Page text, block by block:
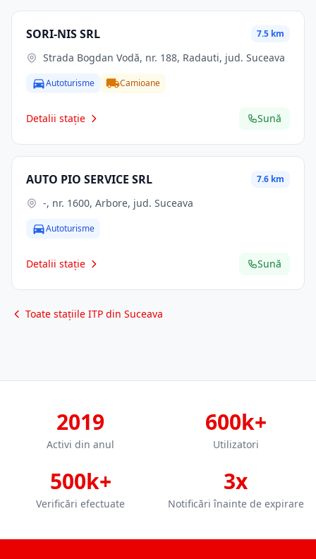
SORI-NIS SRL 7.5 km
Strada Bogdan Vodă, nr. 188, Radauti, jud. Suceava
Autoturisme Camioane
Detalii stație Sună
AUTO PIO SERVICE SRL 7.6 km
-, nr. 1600, Arbore, jud. Suceava
Autoturisme
Detalii stație Sună
Toate stațiile ITP din Suceava
2019
Activi din anul
600k+
Utilizatori
500k+
Verificări efectuate
3x
Notificări înainte de expirare